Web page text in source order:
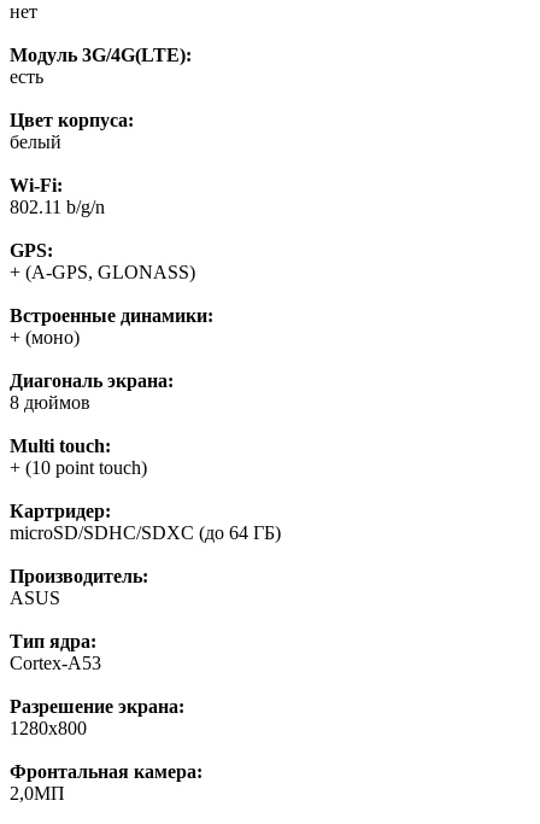
нет
Модуль 3G/4G(LTE):
есть
Цвет корпуса:
белый
Wi-Fi:
802.11 b/g/n
GPS:
+ (A-GPS, GLONASS)
Встроенные динамики:
+ (моно)
Диагональ экрана:
8 дюймов
Multi touch:
+ (10 point touch)
Картридер:
microSD/SDHC/SDXC (до 64 ГБ)
Производитель:
ASUS
Тип ядра:
Cortex-A53
Разрешение экрана:
1280x800
Фронтальная камера:
2,0МП